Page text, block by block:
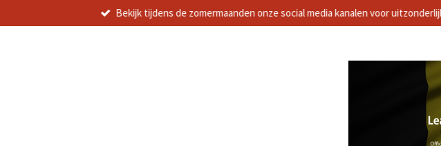
direct
Bekijk tijdens de zomermaanden onze social media kanalen voor